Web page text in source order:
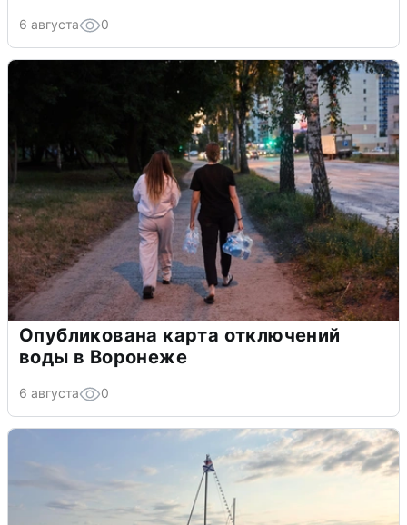
6 августа 0
Опубликована карта отключений
воды в Воронеже
6 августа 0